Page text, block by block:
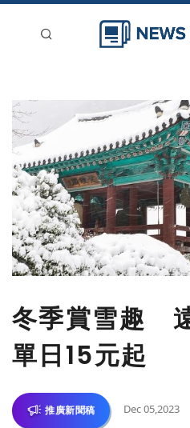
新聞稿分類
刊登
冬季賞雪趣
單日15元起
推廣新聞稿 Dec 05,2023